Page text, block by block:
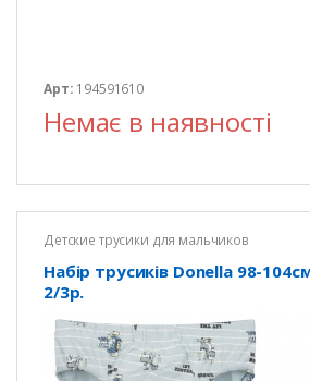
Арт: 194591610
Немає в наявності
Детские трусики для мальчиков
Набір трусиків Donella 98-
2/3р.